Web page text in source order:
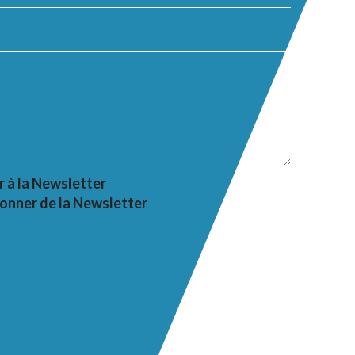
à la Newsletter
de la Newsletter